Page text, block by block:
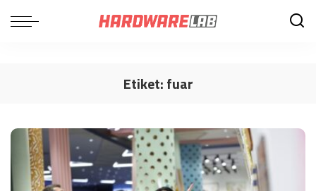
Etiket:fuar